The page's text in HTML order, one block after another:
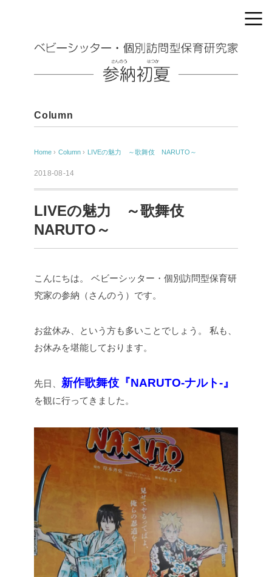
Column
Home › Column › LIVEの魅力 ～歌舞伎 NARUTO～
2018-08-14
LIVEの魅力 ～歌舞伎
NARUTO～
こんにちは。
ベビーシッター・個別訪問型保育研
究家の参納（さんのう）です。
お盆休み、という方も多いことでしょう。
私も、
お休みを堪能しております。
先日、 新作歌舞伎『NARUTO-ナルト-』
を観に行ってきました。